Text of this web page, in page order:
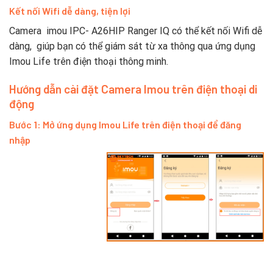
Kết nối Wifi dễ dàng, tiện lợi
Camera imou IPC- A26HIP Ranger IQ có thể kết nối Wifi dễ
dàng, giúp bạn có thể giám sát từ xa thông qua ứng dụng
Imou Life trên điện thoại thông minh.
Hướng dẫn cài đặt Camera Imou trên điện thoại di
động
Bước 1: Mở ứng dụng Imou Life trên điện thoại để đăng
nhập